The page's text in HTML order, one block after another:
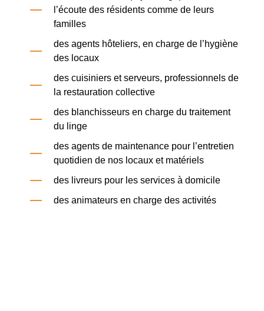
l’écoute des résidents comme de leurs
familles
des agents hôteliers, en charge de l’hygiène
des locaux
des cuisiniers et serveurs, professionnels de
la restauration collective
des blanchisseurs en charge du traitement
du linge
des agents de maintenance pour l’entretien
quotidien de nos locaux et matériels
des livreurs pour les services à domicile
des animateurs en charge des activités